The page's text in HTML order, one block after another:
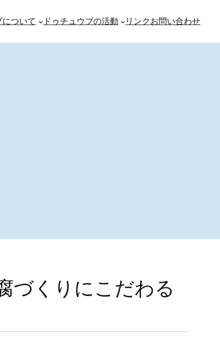
ついて ドゥチュウブの活動 リンク お問い合わせ
づくりにこだわる